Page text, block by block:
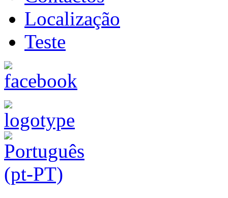
Localização
Teste